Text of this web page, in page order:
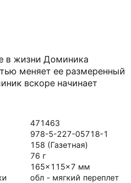
в жизни Доминика
меняет ее размеренный
вскоре начинает
471463
978-5-227-05718-1
158 (Газетная)
76 г
165x115x7 мм
обл - мягкий переплет